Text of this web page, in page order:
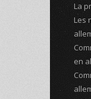
La
Les
en